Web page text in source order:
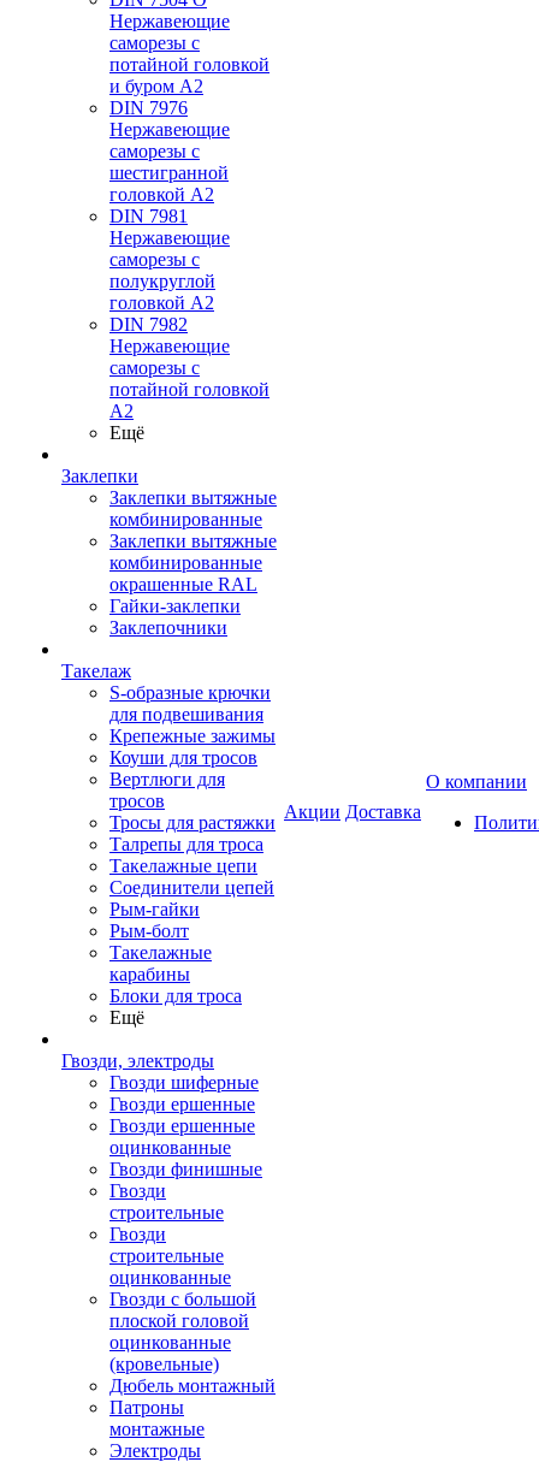
Нержавеющие
саморезы с
потайной головкой
и буром А2
DIN 7976
Нержавеющие
саморезы с
шестигранной
головкой А2
DIN 7981
Нержавеющие
саморезы с
полукруглой
головкой А2
DIN 7982
Нержавеющие
саморезы с
потайной головкой
А2
Ещё
Заклепки
Заклепки вытяжные
комбинированные
Заклепки вытяжные
комбинированные
окрашенные RAL
Гайки-заклепки
Заклепочники
Такелаж
S-образные крючки
для подвешивания
Крепежные зажимы
Коуши для тросов
Вертлюги для
тросов
Тросы для растяжки
Талрепы для троса
Такелажные цепи
Соединители цепей
Рым-гайки
Рым-болт
Такелажные
карабины
Блоки для троса
Ещё
Гвозди, электроды
Гвозди шиферные
Гвозди ершенные
Гвозди ершенные
оцинкованные
Гвозди финишные
Гвозди
строительные
Гвозди
строительные
оцинкованные
Гвозди с большой
плоской головой
оцинкованные
(кровельные)
Дюбель монтажный
Патроны
монтажные
Электроды
Акции Доставка
О компании